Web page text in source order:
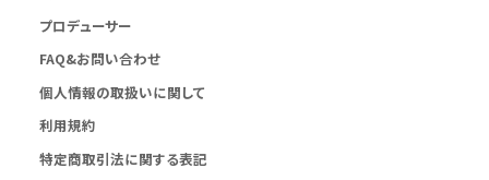
プロデューサー
FAQ&お問い合わせ
個人情報の取扱いに関して
利用規約
特定商取引法に関する表記